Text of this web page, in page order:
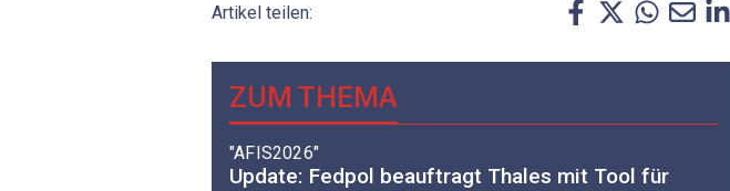
Artikel teilen:
ZUM THEMA
"AFIS2026"
Update: Fedpol beauftragt Thales mit Tool für